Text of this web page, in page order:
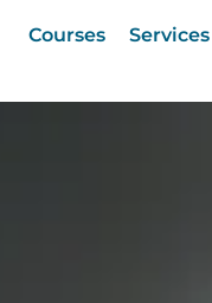
Courses Services